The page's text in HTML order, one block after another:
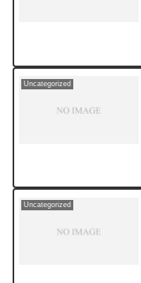
Uncategorized
Uncategorized